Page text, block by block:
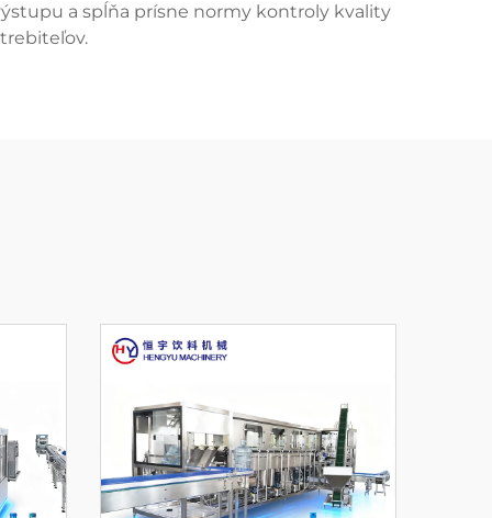
a spĺňa prísne normy kontroly kvality